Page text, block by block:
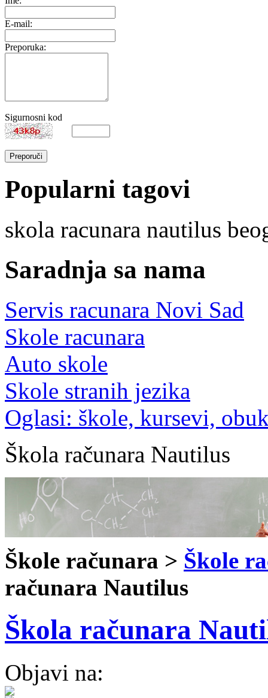
E-mail:
Preporuka:
Sigurnosni kod
Popularni tagovi
skola racunara nautilus
Saradnja sa nama
Servis racunara Novi Sad
Skole racunara
Auto skole
Skole stranih jezika
Oglasi: škole, kursevi,
Škola računara Nautilus
Škole računara > Škole
računara Nautilus
Škola računara
Objavi na: